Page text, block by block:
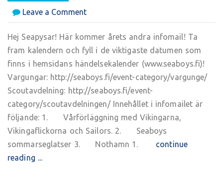
Leave a Commenton
Seaboys
Infomail
Hej Seapysar! Här kommer årets andra infomail! Ta
fram kalendern och fyll i de viktigaste datumen som
finns i hemsidans händelsekalender (www.seaboys.fi)!
Vargungar: http://seaboys.fi/event-category/vargunge/
Scoutavdelning: http://seaboys.fi/event-
category/scoutavdelningen/ Innehållet i infomailet är
följande: 1. Vårförläggning med Vikingarna,
Vikingaflickorna och Sailors. 2. Seaboys
sommarseglatser 3. Nothamn 1. continue
reading ...